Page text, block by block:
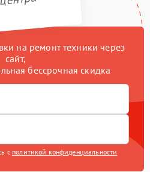
на ремонт техники через
сайт,
бессрочная скидка
с политикой конфиденциальности